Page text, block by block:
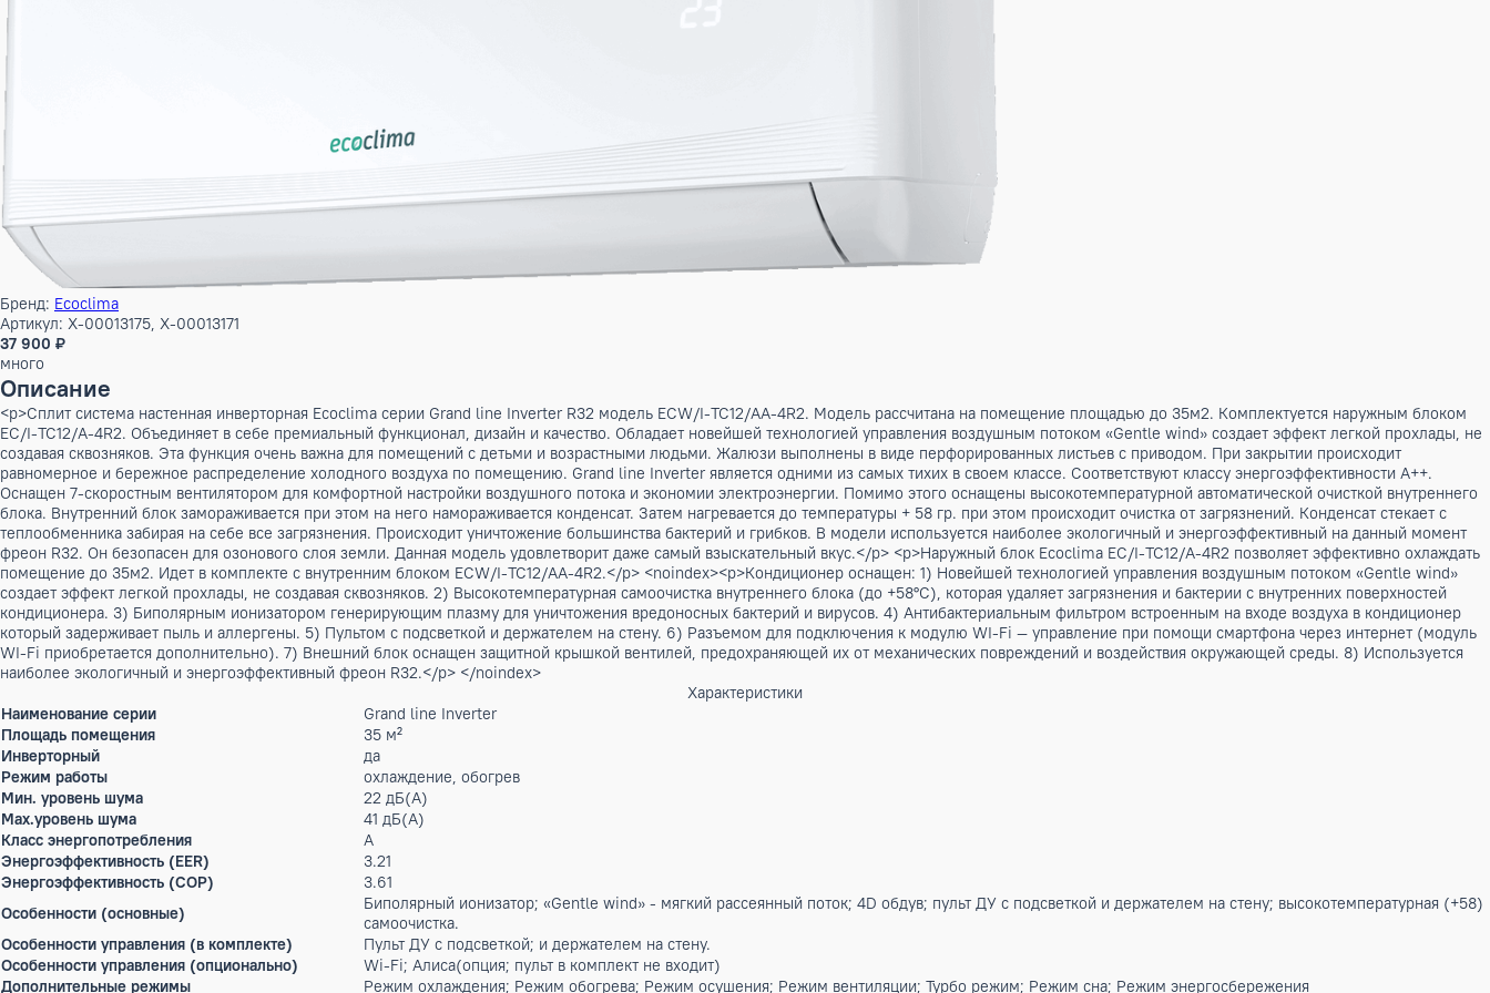
Бренд:Ecoclima
Артикул: X-00013175, X-00013171
37 900 ₽
много
Описание
<p>Сплит система настенная инверторная Ecoclima серии Grand line Inverter R32 модель ECW/I-TC12/AA-4R2. Модель рассчитана на помещение площадью до 35м2.
EC/I-TC12/A-4R2. Объединяет в себе премиальный функционал, дизайн и качество. Обладает новейшей технологией управления воздушным потоком «Gentle wind» создает эффект
создавая сквозняков. Эта функция очень важна для помещений с детьми и возрастными людьми. Жалюзи выполнены в виде перфорированных листьев с приводом. При закрытии
равномерное и бережное распределение холодного воздуха по помещению. Grand line Inverter является одними из самых тихих в своем классе. Соответствуют классу
Оснащен 7-скоростным вентилятором для комфортной настройки воздушного потока и экономии электроэнергии. Помимо этого оснащены высокотемпературной автоматической
блока. Внутренний блок замораживается при этом на него намораживается конденсат. Затем нагревается до температуры + 58 гр. при этом происходит очистка от загрязнений.
теплообменника забирая на себе все загрязнения. Происходит уничтожение большинства бактерий и грибков. В модели используется наиболее экологичный и энергоэффективный
фреон R32. Он безопасен для озонового слоя земли. Данная модель удовлетворит даже самый взыскательный вкус.</p> <p>Наружный блок Ecoclima EC/I-TC12/A-4R2 позволяет
помещение до 35м2. Идет в комплекте с внутренним блоком ECW/I-TC12/AA-4R2.</p> <noindex><p>Кондиционер оснащен: 1) Новейшей технологией управления воздушным
создает эффект легкой прохлады, не создавая сквозняков. 2) Высокотемпературная самоочистка внутреннего блока (до +58°С), которая удаляет загрязнения и бактерии с
кондиционера. 3) Биполярным ионизатором генерирующим плазму для уничтожения вредоносных бактерий и вирусов. 4) Антибактериальным фильтром встроенным на входе
который задерживает пыль и аллергены. 5) Пультом с подсветкой и держателем на стену. 6) Разъемом для подключения к модулю WI-Fi — управление при помощи смартфона
WI-Fi приобретается дополнительно). 7) Внешний блок оснащен защитной крышкой вентилей, предохраняющей их от механических повреждений и воздействия окружающей
наиболее экологичный и энергоэффективный фреон R32.</p> </noindex>
Наименование серии
Grand line Inverter
Площадь помещения
35 м²
Инверторный
да
Режим работы
охлаждение, обогрев